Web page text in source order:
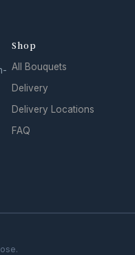
Shop
All Bouquets
Delivery
Delivery Locations
FAQ